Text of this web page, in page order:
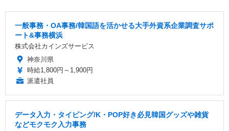
一般事務・OA事務/韓国語を活かせる大手外資系企業調査サポ
ート&事務横浜
株式会社カインズサービス
神奈川県
時給1,800円～1,900円
派遣社員
データ入力・タイピング/K・POP好き必見韓国グッズや雑貨
などモクモク入力事務